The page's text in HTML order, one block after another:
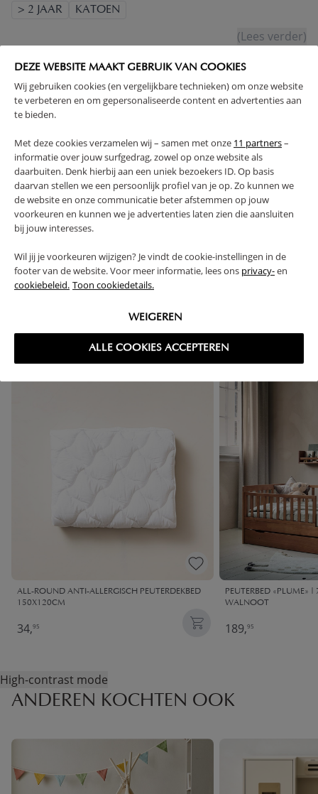
DEZE WEBSITE MAAKT GEBRUIK VAN COOKIES
Wij gebruiken cookies (en vergelijkbare technieken) om onze website
te verbeteren en om gepersonaliseerde content en advertenties aan
te bieden.
Met deze cookies verzamelen wij – samen met onze 11 partners–
informatie over jouw surfgedrag, zowel op onze website als
daarbuiten. Denk hierbij aan een uniek bezoekers ID. Op basis
daarvan stellen we een persoonlijk profiel van je op. Zo kunnen we
de website en onze communicatie beter afstemmen op jouw
voorkeuren en kunnen we je advertenties laten zien die aansluiten
bij jouw interesses.
Wil jij je voorkeuren wijzigen? Je vindt de cookie-instellingen in de
footer van de website. Voor meer informatie, lees ons privacy-en
cookiebeleid. Toon cookiedetails.
WEIGEREN
ALLE COOKIES ACCEPTEREN
> 2 JAAR KATOEN
(Lees verder)
PRODUCTEIGENSCHAPPEN
PLUS- EN MINPUNTEN
FAQ
RETOUREN
VAAK SAMEN GEKOCHT
ALL-ROUND ANTI-ALLERGISCH PEUTERDEKBED
150X120CM
34,95
PEUTERBED «PLUME»
WALNOOT
189,95
High-contrast mode
ANDEREN KOCHTEN OOK